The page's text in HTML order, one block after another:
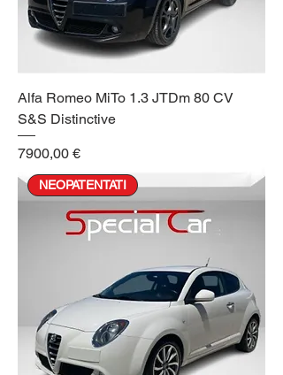
Alfa Romeo MiTo 1.3 JTDm 80 CV
S&S Distinctive
Prezzo
7900,00 €
NEOPATENTATI